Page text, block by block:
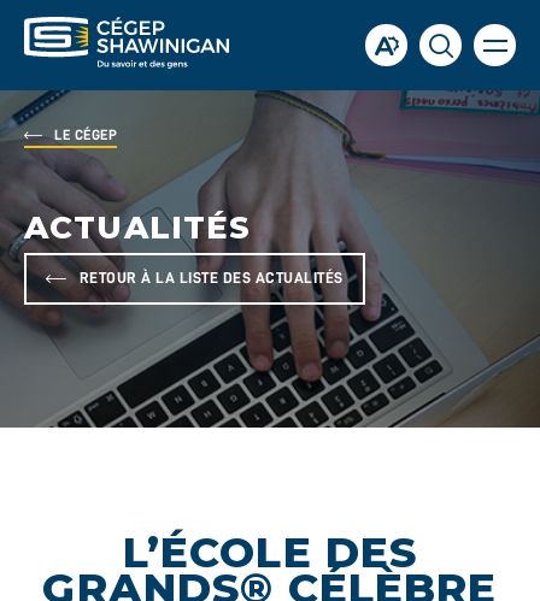
Ouvrir
la
barre
Ouvrir
la
fenêtre
Ouvrir
la
du
LE CÉGEP
ACTUALITÉS
RETOUR À LA LISTE DES ACTUALITÉS
L’ÉCOLE DES
GRANDS® CÉLÈBRE